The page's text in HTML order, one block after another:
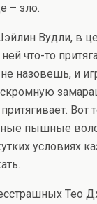
– зло.
Вудли, в
что-то
назовешь, и
Вот
пышные
условиях
Тео